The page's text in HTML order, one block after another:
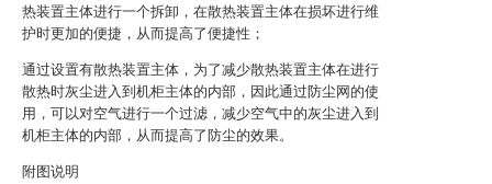
热装置主体进行一个拆卸，在散热装置主体在损坏进行维
护时更加的便捷，从而提高了便捷性；
通过设置有散热装置主体，为了减少散热装置主体在进行
散热时灰尘进入到机柜主体的内部，因此通过防尘网的使
用，可以对空气进行一个过滤，减少空气中的灰尘进入到
机柜主体的内部，从而提高了防尘的效果。
附图说明